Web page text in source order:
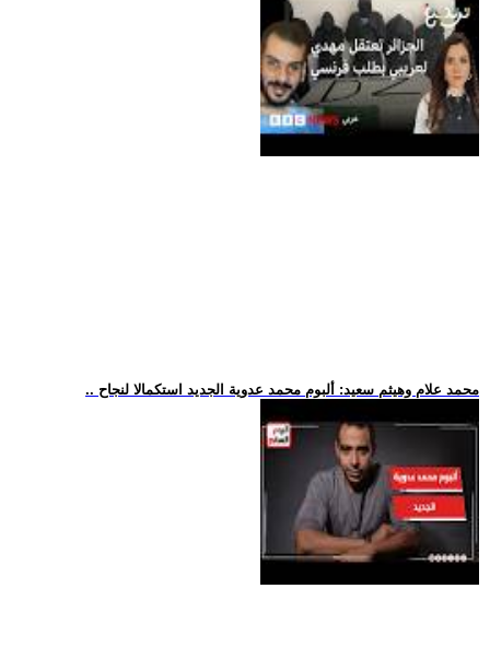
.. محمد علام وهيثم سعيد: ألبوم محمد عدوية الجديد استكمالا لنجاح